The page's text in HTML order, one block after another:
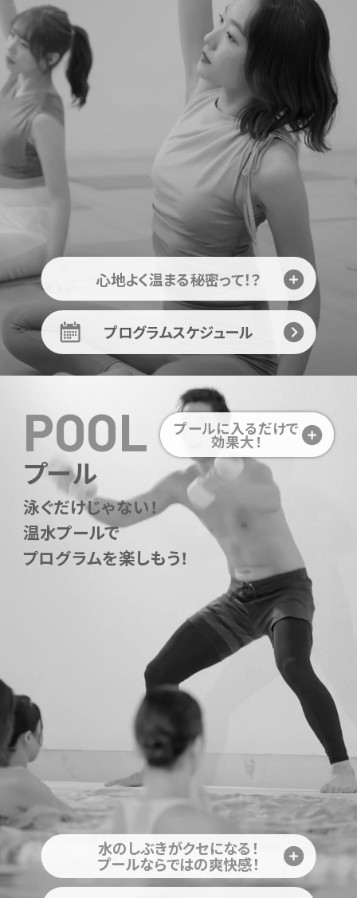
心地よく温まる秘密って！？
プログラムスケジュール
POOL
プール
泳ぐだけじゃない！
温水プールで
プログラムを楽しもう！
プールに入るだけで
効果大！
水のしぶきがクセになる！
プールならではの爽快感！